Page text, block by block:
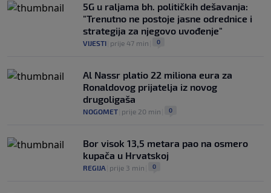
5G u raljama bh. političkih dešavanja:
"Trenutno ne postoje jasne odrednice i
strategija za njegovo uvođenje"
VIJESTI prije 47 min 0
Al Nassr platio 22 miliona eura za
Ronaldovog prijatelja iz novog
drugoligaša
NOGOMET prije 20 min 0
Bor visok 13,5 metara pao na osmero
kupača u Hrvatskoj
REGIJA prije 3 min 0